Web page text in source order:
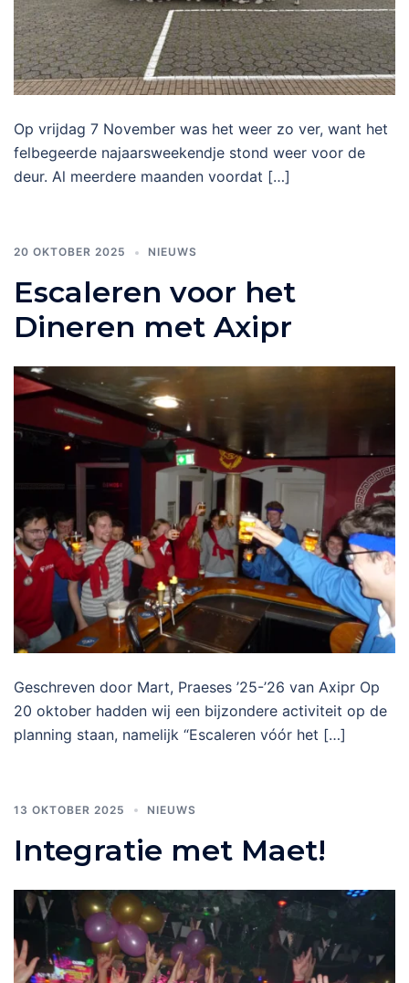
Op vrijdag 7 November was het weer zo ver, want het
felbegeerde najaarsweekendje stond weer voor de
deur. Al meerdere maanden voordat […]
20 OKTOBER 2025 NIEUWS
Escaleren voor het
Dineren met Axipr
Geschreven door Mart, Praeses ’25-’26 van Axipr Op
20 oktober hadden wij een bijzondere activiteit op de
planning staan, namelijk “Escaleren vóór het […]
13 OKTOBER 2025 NIEUWS
Integratie met Maet!